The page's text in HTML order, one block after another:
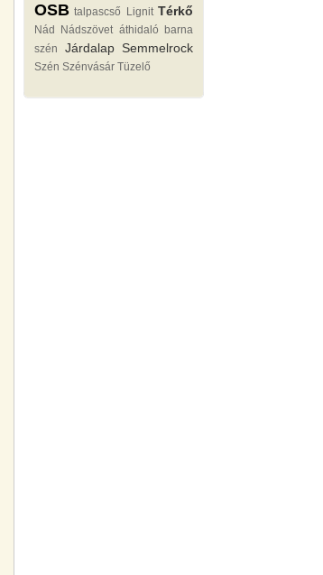
OSB talpascső Lignit Térkő
Nád Nádszövet áthidaló
barna
szén
Járdalap Semmelrock
Szén Szénvásár Tüzelő